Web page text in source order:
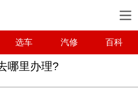
选车 汽修 百科
哪里办理?